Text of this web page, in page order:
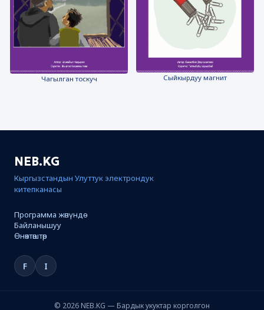
Чагылган тоскуч Сыйкырдуу магнит
NEB.KG
Кыргызстандын Улуттук электрондук
китепканасы
Программа жөнүндө
Байланышуу
Өнөктөштөр
F I
© 2026 NEB.KG — Бардык укуктар корголгон